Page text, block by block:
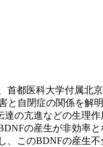
都医科大学付属
と自閉症の関係を解
の亢進などの生理
の産生が非効率
このBDNFの産生